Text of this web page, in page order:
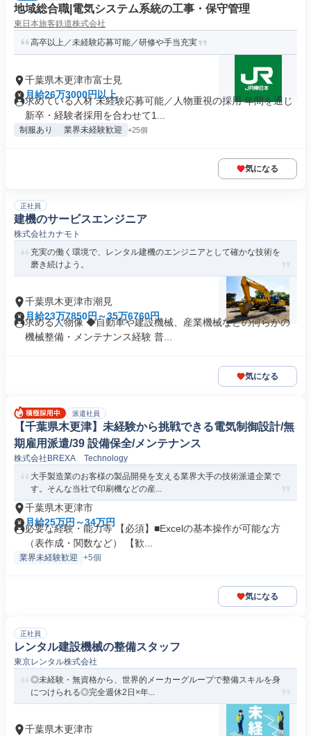
地域総合職|電気システム系統の工事・保守管理
東日本旅客鉄道株式会社
高卒以上／未経験応募可能／研修や手当充実
千葉県木更津市富士見
月給26万3000円以上
求めている人材 未経験応募可能／人物重視の採用 年間を通じ
新卒・経験者採用を合わせて1...
制服あり 業界未経験歓迎 +25個
気になる
正社員
建機のサービスエンジニア
株式会社カナモト
充実の働く環境で、レンタル建機のエンジニアとして確かな技術を
磨き続けよう。
千葉県木更津市潮見
月給23万7850円～35万6760円
求める人物像 ◆自動車や建設機械、産業機械などの何らかの
機械整備・メンテナンス経験 普...
気になる
派遣社員
【千葉県木更津】未経験から挑戦できる電気制御設計/無
期雇用派遣/39 設備保全/メンテナンス
株式会社BREXA Technology
大手製造業のお客様の製品開発を支える業界大手の技術派遣企業で
す。そんな当社で印刷機などの産...
千葉県木更津市
月給25万円～34万円
必要な経験・能力等 【必須】■Excelの基本操作が可能な方
（表作成・関数など） 【歓...
業界未経験歓迎 +5個
気になる
正社員
レンタル建設機械の整備スタッフ
東京レンタル株式会社
◎未経験・無資格から、世界的メーカーグループで整備スキルを身
につけられる◎完全週休2日×年...
千葉県木更津市